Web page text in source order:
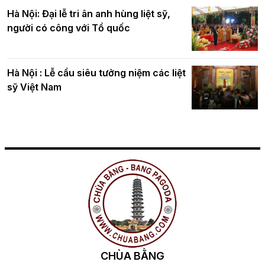
Hà Nội: Đại lễ tri ân anh hùng liệt sỹ,
người có công với Tổ quốc
Hà Nội : Lễ cầu siêu tưởng niệm các liệt
sỹ Việt Nam
CHÙA BẰNG